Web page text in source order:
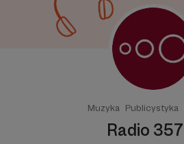
Muzyka Publicystyka
Radio 357